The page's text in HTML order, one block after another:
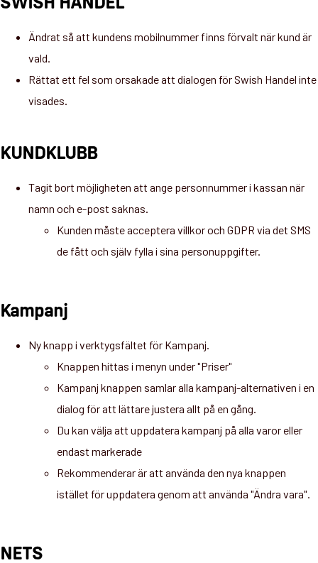
SWISH HANDEL
Ändrat så att kundens mobilnummer finns förvalt när kund är
vald.
Rättat ett fel som orsakade att dialogen för Swish Handel inte
visades.
KUNDKLUBB
Tagit bort möjligheten att ange personnummer i kassan när
namn och e-post saknas.
Kunden måste acceptera villkor och GDPR via det SMS
de fått och själv fylla i sina personuppgifter.
Kampanj
Ny knapp i verktygsfältet för Kampanj.
Knappen hittas i menyn under "Priser"
Kampanj knappen samlar alla kampanj-alternativen i en
dialog för att lättare justera allt på en gång.
Du kan välja att uppdatera kampanj på alla varor eller
endast markerade
Rekommenderar är att använda den nya knappen
istället för uppdatera genom att använda "Ändra vara".
NETS